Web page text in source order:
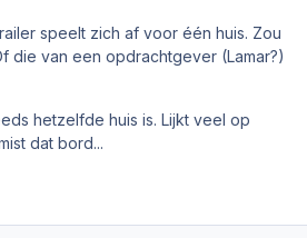
speelt zich af voor één huis. Zou
die van een opdrachtgever (Lamar?)
hetzelfde huis is. Lijkt veel op
dat bord...